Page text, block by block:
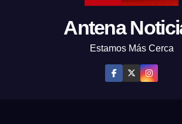
Antena
Estamos Más Cerca